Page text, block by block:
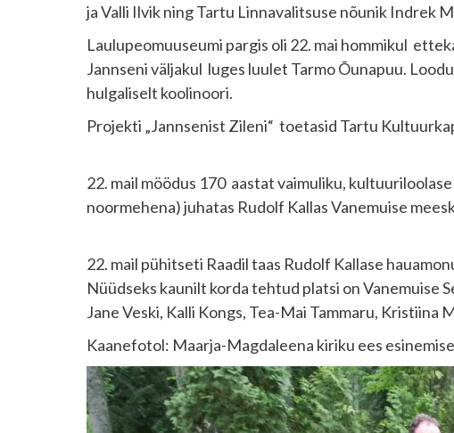
ja Valli Ilvik ning Tartu Linnavalitsuse nõunik Indrek
Laulupeomuuseumi pargis oli 22. mai hommikul
Jannseni väljakul luges luulet Tarmo Õunapuu.
hulgaliselt koolinoori.
Projekti „Jannsenist Zileni“ toetasid Tartu
22. mail möödus 170 aastat vaimuliku,
noormehena) juhatas Rudolf Kallas Vanemuise
22. mail pühitseti Raadil taas Rudolf Kallase
Nüüdseks kaunilt korda tehtud platsi on Vanemuise
Jane Veski, Kalli Kongs, Tea-Mai Tammaru, Kristiina
Kaanefotol: Maarja-Magdaleena kiriku ees